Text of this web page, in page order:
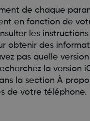
de chaque
en fonction de
les
obtenir des
pas quelle version
la version
la section À
de votre téléphone.